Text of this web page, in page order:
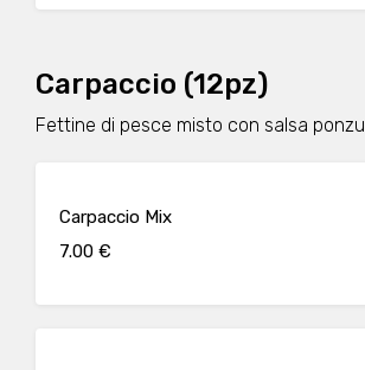
Carpaccio (12pz)
Fettine di pesce misto con salsa ponzu
Carpaccio Mix
7.00 €